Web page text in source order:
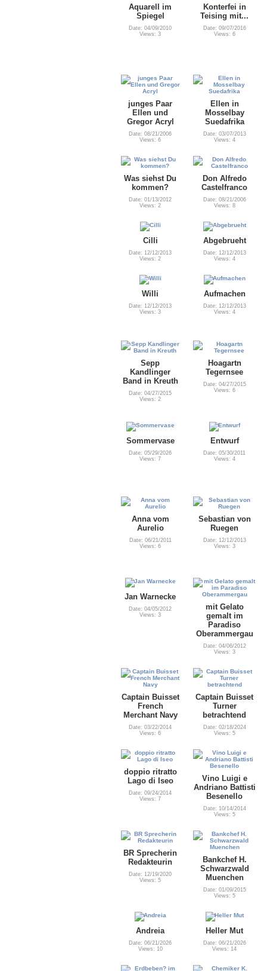
Aquarell im
Spiegel
Date: 04/09/2010
Views: 3
Konterfei in
Teising mit...
Date: 09/07/2016
Views: 6
junges Paar
Ellen und
Gregor Acryl
Date: 08/21/2006
Views: 6
Ellen in
Mosselbay
Suedafrika
Date: 03/07/2013
Views: 4
Was siehst Du
kommen?
Date: 01/13/2012
Views: 2
Don Alfredo
Castelfranco
Date: 08/21/2006
Views: 8
Cilli
Date: 12/12/2013
Views: 2
Abgebrueht
Date: 12/12/2013
Views: 4
Willi
Date: 12/12/2013
Views: 3
Aufmachen
Date: 12/12/2013
Views: 4
Sepp
Kandlinger
Band in Kreuth
Date: 04/27/2015
Views: 2
Hoagartn
Tegernsee
Date: 04/27/2015
Views: 6
Sommervase
Date: 05/29/2026
Views: 7
Entwurf
Date: 05/30/2011
Views: 4
Anna vom
Aurelio
Date: 06/21/2011
Views: 6
Sebastian von
Ruegen
Date: 12/12/2013
Views: 3
Jan Warnecke
Date: 04/05/2012
Views: 3
mit Gelato
gemalt im
Paradiso
Oberammergau
Date: 04/06/2012
Views: 3
Captain Buisset
French
Merchant Navy
Date: 03/22/2014
Views: 6
Captain Buisset
Turner
betrachtend
Date: 02/18/2024
Views: 5
doppio ritratto
Lago di Iseo
Date: 09/24/2014
Views: 7
Vino Luigi e
Andriano Battisti
Besenello
Date: 10/14/2014
Views: 5
BR Sprecherin
Redakteurin
Date: 12/19/2020
Views: 5
Bankchef H.
Schwarzwald
Muenchen
Date: 01/09/2015
Views: 5
Andreia
Date: 06/21/2026
Views: 10
Heller Mut
Date: 06/21/2026
Views: 14